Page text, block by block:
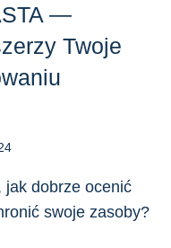
—
Twoje
jak dobrze ocenić
swoje zasoby?